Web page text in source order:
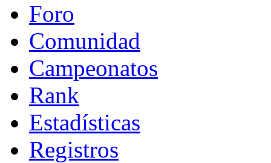
Foro
Comunidad
Campeonatos
Rank
Estadísticas
Registros